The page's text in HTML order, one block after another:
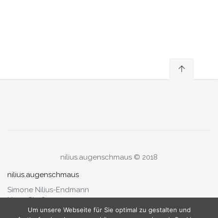
nilius.augenschmaus © 2018
nilius.augenschmaus
Simone Nilius-Endmann
Neue Straße 1a
79341 Kenzingen
Um unsere Webseite für Sie optimal zu gestalten und